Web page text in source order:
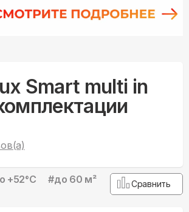
Smart multi in
+52°С #до 60 м² Сравнить